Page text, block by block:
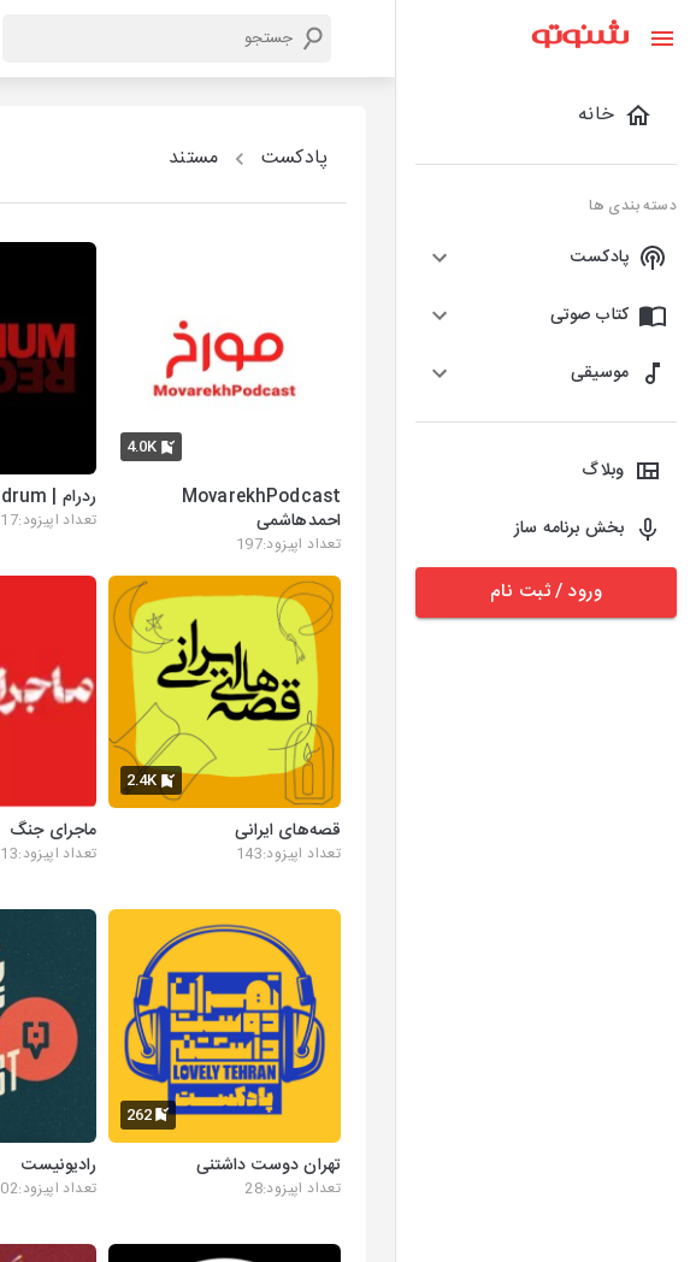
خانه
دسته بندی ها
پادکست
کتاب صوتی
موسیقی
وبلاگ
بخش برنامه ساز
ورود / ثبت نام
پادکست مستند
4.0K
MovarekhPodcast
احمدهاشمی
تعداد اپیزود:197
ردرام | Redrum
تعداد اپیزود:17
2.4K
قصه‌های ایرانی
تعداد اپیزود:143
ماجرای جنگ
تعداد اپیزود:13
262
تهران دوست داشتنی
تعداد اپیزود:28
رادیونیست
تعداد اپیزود:102